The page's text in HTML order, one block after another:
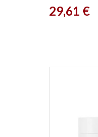
Prix
29,61 €